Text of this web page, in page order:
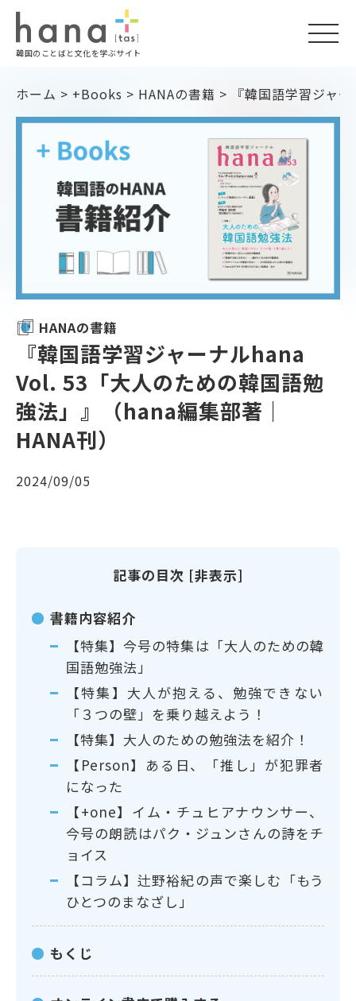
韓国のことばと文化を学ぶサイト
ホーム > +Books > HANAの書籍 > 『韓国語学習ジャ
HANAの書籍
『韓国語学習ジャーナルhana
Vol. 53「大人のための韓国語勉
強法」』（hana編集部著｜
HANA刊）
2024/09/05
記事の目次 [非表示]
書籍内容紹介
【特集】今号の特集は「大人のための韓
国語勉強法」
【特集】大人が抱える、勉強できない
「３つの壁」を乗り越えよう！
【特集】大人のための勉強法を紹介！
【Person】ある日、「推し」が犯罪者
になった
【+one】イム・チュヒアナウンサー、
今号の朗読はパク・ジュンさんの詩をチ
ョイス
【コラム】辻野裕紀の声で楽しむ「もう
ひとつのまなざし」
もくじ